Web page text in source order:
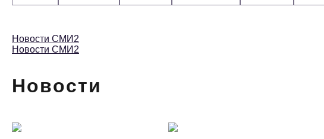
Новости СМИ2
Новости СМИ2
Новости